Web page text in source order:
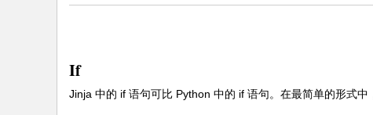
If
Jinja 中的 if 语句可比 Python 中的 if 语句。在最简单的形式